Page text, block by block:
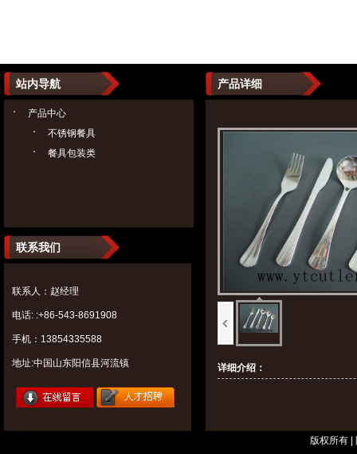
产品详细
详细介绍：
站内导航
产品中心
不锈钢餐具
餐具包装类
联系我们
联系人：赵经理
电话: :+86-543-8691908
手机：13854335588
地址:中国山东阳信县河流镇
版权所有 |